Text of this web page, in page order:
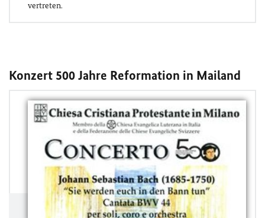
vertreten.
Konzert 500 Jahre Reformation in Mailand